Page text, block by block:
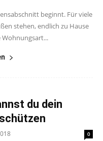
beginnt. Für viele
stehen, endlich zu Hause
Wohnungsart...
du dein
0